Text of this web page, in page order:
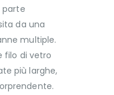
parte
da una
multiple.
filo di vetro
più larghe,